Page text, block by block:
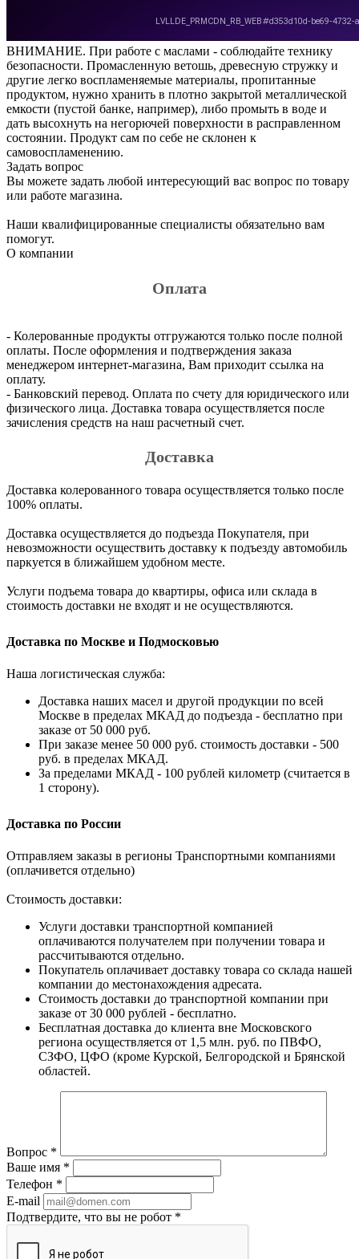
ВНИМАНИЕ. При работе с маслами - соблюдайте технику
безопасности. Промасленную ветошь, древесную стружку и
другие легко воспламеняемые материалы, пропитанные
продуктом, нужно хранить в плотно закрытой металлической
емкости (пустой банке, например), либо промыть в воде и
дать высохнуть на негорючей поверхности в расправленном
состоянии. Продукт сам по себе не склонен к
самовоспламенению.
Задать вопрос
Вы можете задать любой интересующий вас вопрос по товару
или работе магазина.
Наши квалифицированные специалисты обязательно вам
помогут.
О компании
Оплата
- Колерованные продукты отгружаются только после полной
оплаты. После оформления и подтверждения заказа
менеджером интернет-магазина, Вам приходит ссылка на
оплату.
- Банковский перевод. Оплата по счету для юридического или
физического лица. Доставка товара осуществляется после
зачисления средств на наш расчетный счет.
Доставка
Доставка колерованного товара осуществляется только после
100% оплаты.
Доставка осуществляется до подъезда Покупателя, при
невозможности осуществить доставку к подъезду автомобиль
паркуется в ближайшем удобном месте.
Услуги подъема товара до квартиры, офиса или склада в
стоимость доставки не входят и не осуществляются.
Доставка по Москве и Подмосковью
Наша логистическая служба:
Доставка наших масел и другой продукции по всей
Москве в пределах МКАД до подъезда - бесплатно при
заказе от 50 000 руб.
При заказе менее 50 000 руб. стоимость доставки - 500
руб. в пределах МКАД.
За пределами МКАД - 100 рублей километр (считается в
1 сторону).
Доставка по России
Отправляем заказы в регионы Транспортными компаниями
(оплачивется отдельно)
Стоимость доставки:
Услуги доставки транспортной компанией
оплачиваются получателем при получении товара и
рассчитываются отдельно.
Покупатель оплачивает доставку товара со склада нашей
компании до местонахождения адресата.
Стоимость доставки до транспортной компании при
заказе от 30 000 рублей - бесплатно.
Бесплатная доставка до клиента вне Московского
региона осуществляется от 1,5 млн. руб. по ПВФО,
СЗФО, ЦФО (кроме Курской, Белгородской и Брянской
областей.
Вопрос *
Ваше имя *
Телефон *
E-mail
Подтвердите, что вы не робот *